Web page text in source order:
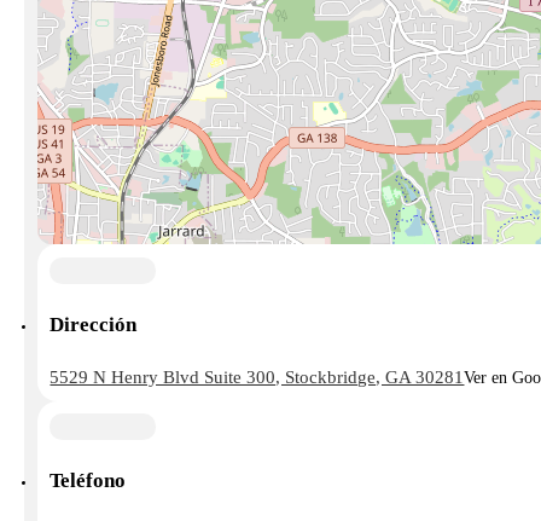
Dirección
5529 N Henry Blvd Suite 300, Stockbridge, GA 30281Ver en
Teléfono